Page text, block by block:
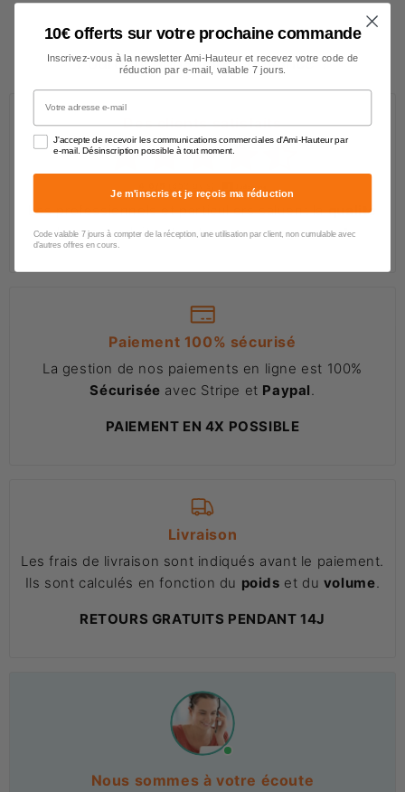
Pourquoi nous faire confiance ?
Des clients satisfaits
Les professionnels et particuliers saluent laqualité
de nos produits et notreaccompagnement.
Paiement 100% sécurisé
La gestion de nos paiements en ligne est 100%
Sécurisée avec Stripe et Paypal
PAIEMENT EN 4X POSSIBLE
Livraison
Les frais de livraison sont indiqués avant le paiement.
Ils sont calculés en fonction du poids et du volume
RETOURS GRATUITS PENDANT 14J
Nous sommes à votre écoute
10€ offerts sur votre prochaine commande
Inscrivez-vous à la newsletter Ami-Hauteur et recevez votre code de
réduction par e-mail, valable 7 jours.
Votre adresse e-mail
J'accepte de recevoir les communications commerciales d'Ami-Hauteur par
e-mail. Désinscription possible à tout moment.
Je m'inscris et je reçois ma réduction
Code valable 7 jours à compter de la réception, une utilisation par client, non cumulable avec
d'autres offres en cours.